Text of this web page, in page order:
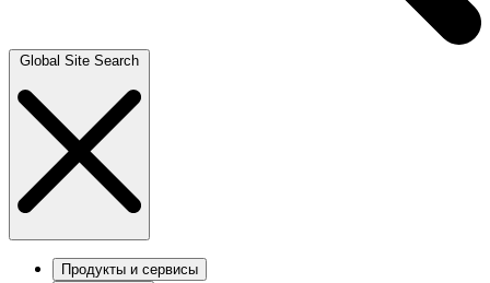
Global Site Search
Продукты и сервисы